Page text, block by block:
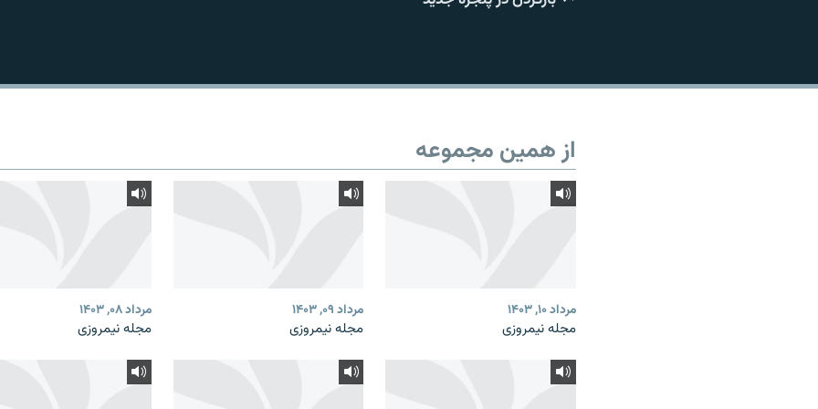
از همین مجموعه
مرداد ۱۰, ۱۴۰۳
مجله نیمروزی
مرداد ۰۹, ۱۴۰۳
مجله نیمروزی
مرداد ۰۸, ۱۴۰۳
مجله نیمروزی